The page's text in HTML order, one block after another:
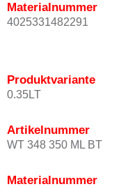
Materialnummer
4025331482291
Produktvariante
0.35LT
Artikelnummer
WT 348 350 ML BT
Materialnummer